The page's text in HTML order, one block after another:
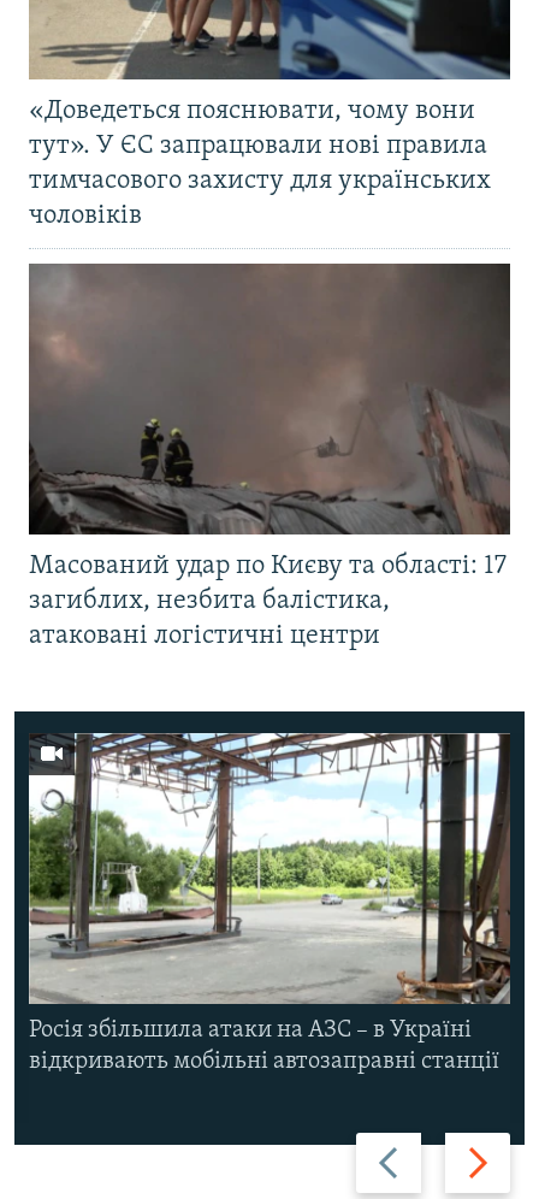
«Доведеться пояснювати, чому вони
тут». У ЄС запрацювали нові правила
тимчасового захисту для українських
чоловіків
Масований удар по Києву та області: 17
загиблих, незбита балістика,
атаковані логістичні центри
Назад Вперед
Росія збільшила атаки на АЗС – в Україні
відкривають мобільні автозаправні станції